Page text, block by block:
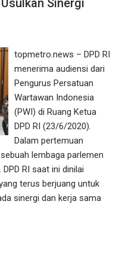
Sinergi
topmetro.news – DPD RI
menerima audiensi dari
Pengurus Persatuan
Wartawan Indonesia
(PWI) di Ruang Ketua
DPD RI (23/6/2020).
Dalam pertemuan
lembaga parlemen
RI saat ini dinilai
terus berjuang untuk
sinergi dan kerja sama